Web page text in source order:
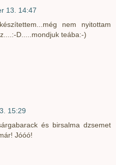
13. 14:47
nem nyitottam
D.....mondjuk teába:-)
15:29
és birsalma dzsemet
Jóóó!